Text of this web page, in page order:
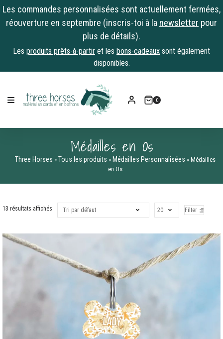
Les commandes personnalisées sont actuellement fermées,
réouverture en septembre (inscris-toi à la newsletter pour
plus de détails).
Les produits prêts-à-partir et les bons-cadeaux sont également
disponibles.
content
0
Médailles en Os
Three Horses » Tous les produits » Médailles Personnalisées » Médailles
en Os
13 résultats affichés Filter